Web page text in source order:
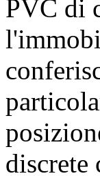
PVC di
discrete